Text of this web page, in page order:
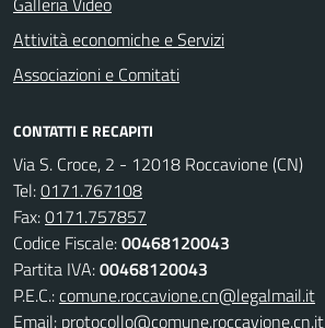
Attività economiche e Servizi
Associazioni e Comitati
CONTATTI E RECAPITI
Via S. Croce, 2 - 12018 Roccavione (CN)
Tel:0171.767108
Fax:0171.757857
Codice Fiscale:00468120043
Partita IVA:00468120043
P.E.C.:comune.roccavione.cn@legalmail.it
Email: protocollo@comune.roccavione.cn.it